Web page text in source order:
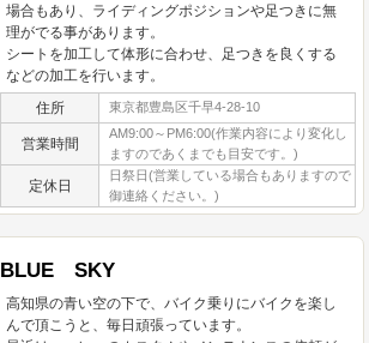
場合もあり、ライディングポジションや足つきに無
理がでる事があります。
シートを加工して体形に合わせ、足つきを良くする
などの加工を行います。
住所 東京都豊島区千早4-28-10
営業時間
AM9:00～PM6:00(作業内容により変化し
ますのであくまでも目安です。)
定休日
日祭日(営業している場合もありますので
御連絡ください。)
BLUE SKY
高知県の青い空の下で、バイク乗りにバイクを楽し
んで頂こうと、毎日頑張っています。